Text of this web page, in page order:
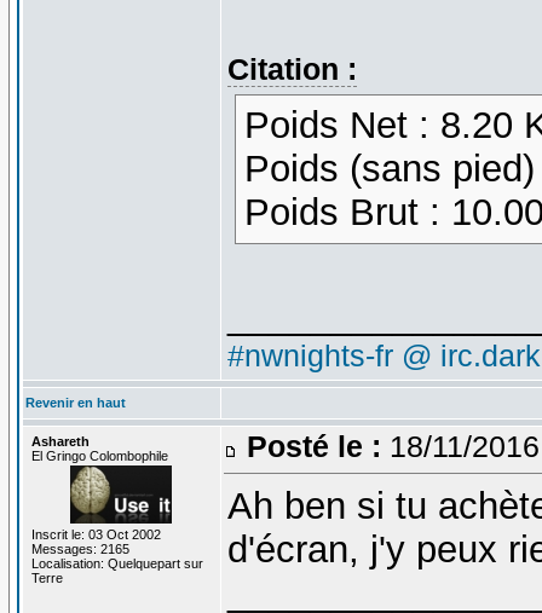
Citation :
Poids Net : 8.20
Poids (sans
Poids Brut :
#nwnights-fr @
Revenir en haut
Ashareth
El Gringo Colombophile
Inscrit le: 03 Oct 2002
Messages: 2165
Localisation: Quelquepart sur
Terre
Posté le : 18/11/
Ah ben si tu
d'écran, j'y peux